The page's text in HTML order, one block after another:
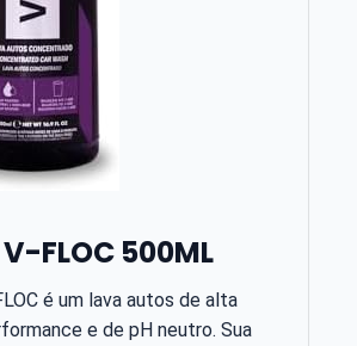
FLOC 500ML
é um lava autos de alta
e de pH neutro. Sua